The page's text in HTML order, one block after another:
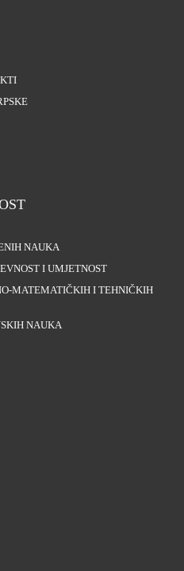
NAUKA
I UMJETNOST
MATEMATIČKIH I TEHNIČKIH
NAUKA